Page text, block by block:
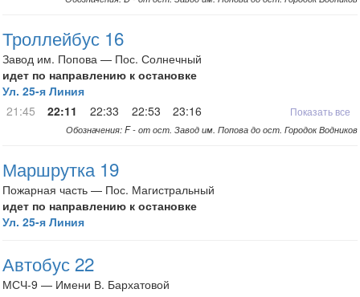
Троллейбус 16
Завод им. Попова — Пос. Солнечный
идет по направлению к остановке
Ул. 25-я Линия
21:45
22:11 22:33 22:53 23:16 Показать все
Обозначения: F - от ост. Завод им. Попова до ост. Городок Водников
Маршрутка 19
Пожарная часть — Пос. Магистральный
идет по направлению к остановке
Ул. 25-я Линия
Автобус 22
МСЧ-9 — Имени В. Бархатовой